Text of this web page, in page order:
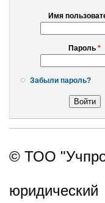
Имя
Пароль *
Забыли пароль?
© ТОО